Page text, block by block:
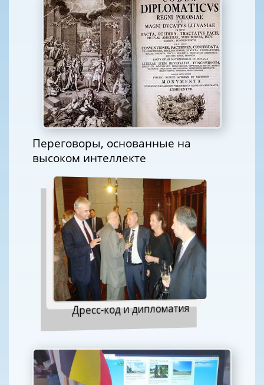
Переговоры, основанные на
высоком интеллекте
Дресс-код и дипломатия